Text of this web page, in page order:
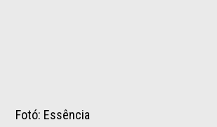
Fotó: Essência